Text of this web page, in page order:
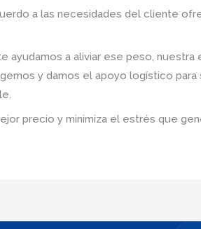
a las necesidades del cliente
ayudamos a aliviar ese peso,
y damos el apoyo logístico
precio y minimiza el estrés que